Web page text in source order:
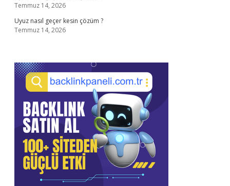
Temmuz 14, 2026
Uyuz nasıl geçer kesin çözüm ?
Temmuz 14, 2026